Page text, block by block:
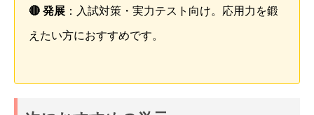
🔴 発展 ：入試対策・実力テスト向け。応用力を鍛
えたい方におすすめです。